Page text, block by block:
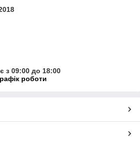
з 09:00 до 18:00
роботи